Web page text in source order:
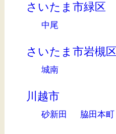
さいたま市緑区
中尾
さいたま市岩槻区
城南
川越市
砂新田 脇田本町